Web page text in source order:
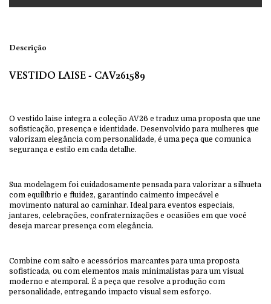
Descrição
VESTIDO LAISE - CAV261589
O vestido laise integra a coleção AV26 e traduz uma proposta que une
sofisticação, presença e identidade. Desenvolvido para mulheres que
valorizam elegância com personalidade, é uma peça que comunica
segurança e estilo em cada detalhe.
Sua modelagem foi cuidadosamente pensada para valorizar a silhueta
com equilíbrio e fluidez, garantindo caimento impecável e
movimento natural ao caminhar. Ideal para eventos especiais,
jantares, celebrações, confraternizações e ocasiões em que você
deseja marcar presença com elegância.
Combine com salto e acessórios marcantes para uma proposta
sofisticada, ou com elementos mais minimalistas para um visual
moderno e atemporal. É a peça que resolve a produção com
personalidade, entregando impacto visual sem esforço.